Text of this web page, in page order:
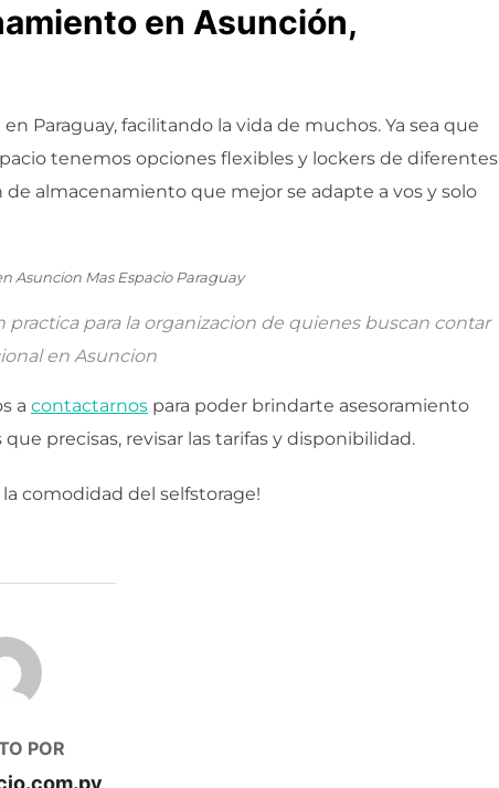
en Asunción,
Paraguay, facilitando la vida de muchos. Ya sea que
tenemos opciones flexibles y lockers de diferentes
almacenamiento que mejor se adapte a vos y solo
para la organizacion de quienes buscan contar
en Asuncion
a contactarnos para poder brindarte asesoramiento
precisas, revisar las tarifas y disponibilidad.
comodidad del selfstorage!
PUBLICACIÓN
POR